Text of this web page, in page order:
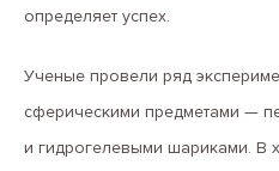
определяет успех.
Ученые провели ряд
сферическими предметами —
и гидрогелевыми шариками. В